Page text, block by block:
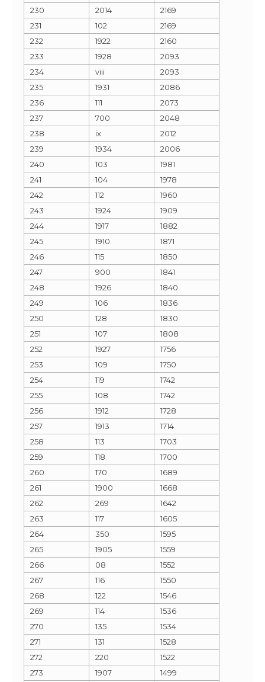
230
2014
2169
231
102
2169
232
1922
2160
233
1928
2093
234
viii
2093
235
1931
2086
236
111
2073
237
700
2048
238
ix
2012
239
1934
2006
240
103
1981
241
104
1978
242
112
1960
243
1924
1909
244
1917
1882
245
1910
1871
246
115
1850
247
900
1841
248
1926
1840
249
106
1836
250
128
1830
251
107
1808
252
1927
1756
253
109
1750
254
119
1742
255
108
1742
256
1912
1728
257
1913
1714
258
113
1703
259
118
1700
260
170
1689
261
1900
1668
262
269
1642
263
117
1605
264
350
1595
265
1905
1559
266
08
1552
267
116
1550
268
122
1546
269
114
1536
270
135
1534
271
131
1528
272
220
1522
273
1907
1499